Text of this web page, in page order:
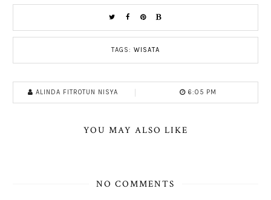
TAGS: WISATA
ALINDA FITROTUN NISYA 6:05 PM
YOU MAY ALSO LIKE
NO COMMENTS